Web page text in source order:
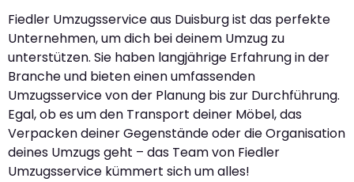
Fiedler Umzugsservice aus Duisburg ist das perfekte
Unternehmen, um dich bei deinem Umzug zu
unterstützen. Sie haben langjährige Erfahrung in der
Branche und bieten einen umfassenden
Umzugsservice von der Planung bis zur Durchführung.
Egal, ob es um den Transport deiner Möbel, das
Verpacken deiner Gegenstände oder die Organisation
deines Umzugs geht – das Team von Fiedler
Umzugsservice kümmert sich um alles!